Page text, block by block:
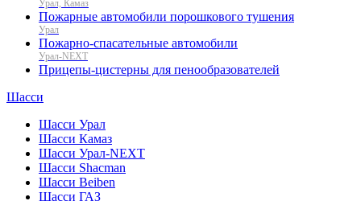
Урал, Камаз
Пожарные автомобили порошкового тушения
Урал
Пожарно-спасательные автомобили
Урал-NEXT
Прицепы-цистерны для пенообразователей
Шасси
Шасси Урал
Шасси Камаз
Шасси Урал-NEXT
Шасси Shacman
Шасси Beiben
Шасси ГАЗ